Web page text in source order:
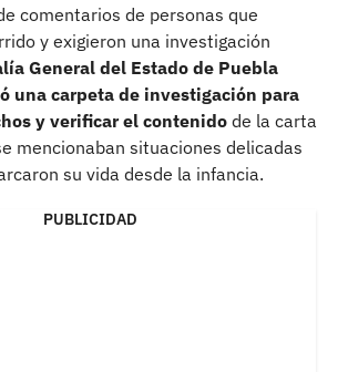
comentarios de personas que
y exigieron una investigación
General del Estado de Puebla
una carpeta de investigación para
y verificar el contenido de la carta
mencionaban situaciones delicadas
su vida desde la infancia.
PUBLICIDAD